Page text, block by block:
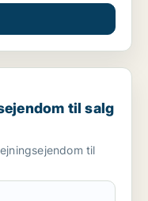
til salg i Storkøbenhavn
til salg
til